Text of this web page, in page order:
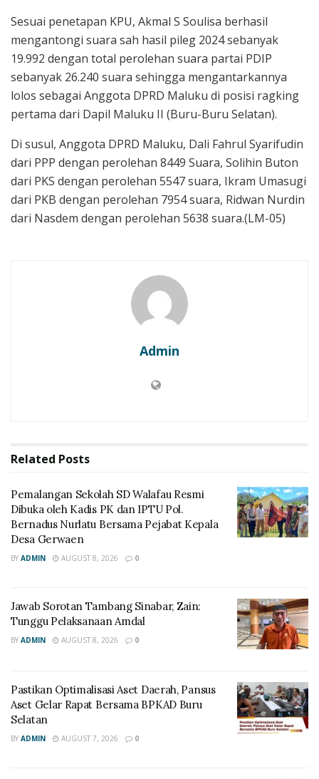
Sesuai penetapan KPU, Akmal S Soulisa berhasil
mengantongi suara sah hasil pileg 2024 sebanyak
19.992 dengan total perolehan suara partai PDIP
sebanyak 26.240 suara sehingga mengantarkannya
lolos sebagai Anggota DPRD Maluku di posisi ragking
pertama dari Dapil Maluku II (Buru-Buru Selatan).
Di susul, Anggota DPRD Maluku, Dali Fahrul Syarifudin
dari PPP dengan perolehan 8449 Suara, Solihin Buton
dari PKS dengan perolehan 5547 suara, Ikram Umasugi
dari PKB dengan perolehan 7954 suara, Ridwan Nurdin
dari Nasdem dengan perolehan 5638 suara.(LM-05)
Admin
Related Posts
Pemalangan Sekolah SD Walafau Resmi
Dibuka oleh Kadis PK dan IPTU Pol.
Bernadus Nurlatu Bersama Pejabat Kepala
Desa Gerwaen
BY ADMIN AUGUST 8, 2026 0
Jawab Sorotan Tambang Sinabar, Zain:
Tunggu Pelaksanaan Amdal
BY ADMIN AUGUST 8, 2026 0
Pastikan Optimalisasi Aset Daerah, Pansus
Aset Gelar Rapat Bersama BPKAD Buru
Selatan
BY ADMIN AUGUST 7, 2026 0